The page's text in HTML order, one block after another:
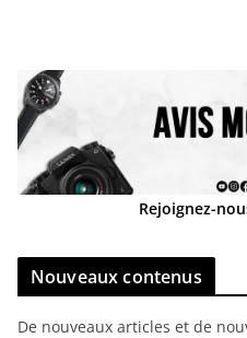
Rejoignez-
Nouveaux contenus
De nouveaux articles et de